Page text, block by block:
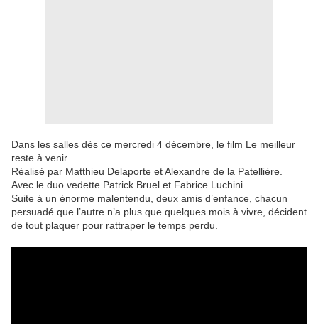
Dans les salles dès ce mercredi 4 décembre, le film Le meilleur
reste à venir.
Réalisé par Matthieu Delaporte et Alexandre de la Patellière.
Avec le duo vedette Patrick Bruel et Fabrice Luchini.
Suite à un énorme malentendu, deux amis d’enfance, chacun
persuadé que l’autre n’a plus que quelques mois à vivre, décident
de tout plaquer pour rattraper le temps perdu.